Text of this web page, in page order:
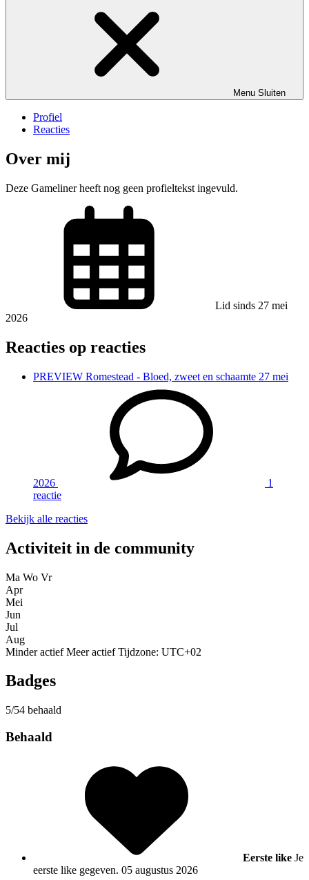
Menu Sluiten
Profiel
Reacties
Over mij
Deze Gameliner heeft nog geen profieltekst ingevuld.
Lid sinds 27 mei
2026
Reacties op reacties
PREVIEW Romestead - Bloed, zweet en schaamte 27 mei
2026
1
reactie
Bekijk alle reacties
Activiteit in de community
Ma Wo Vr
Apr
Mei
Jun
Jul
Aug
Minder actiefMeer actiefTijdzone: UTC+02
Badges
5/54 behaald
Behaald
Eerste like Je
eerste like gegeven. 05 augustus 2026